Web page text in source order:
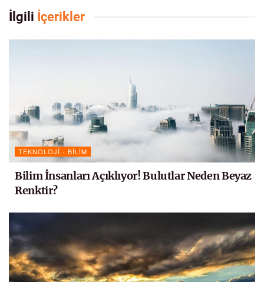
İlgili İçerikler
TEKNOLOJI - BILIM
Bilim İnsanları Açıklıyor! Bulutlar Neden Beyaz
Renktir?